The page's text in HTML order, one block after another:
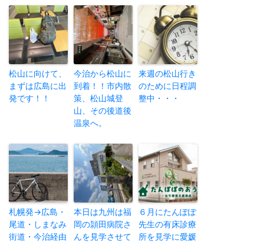
松山に向けて、
まずは広島に出
発です！！
今治から松山に
到着！！市内散
策、松山城登
山、その後道後
温泉へ。
来週の松山行き
のために日程調
整中・・・
札幌発→広島・
尾道・しまなみ
街道・今治経由
本日は九州は福
岡の頴田病院さ
んを見学させて
６月にたんぽぽ
先生の有床診療
所を見学に愛媛